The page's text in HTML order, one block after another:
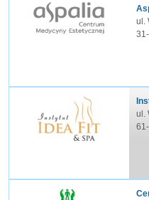
ul.
ul.